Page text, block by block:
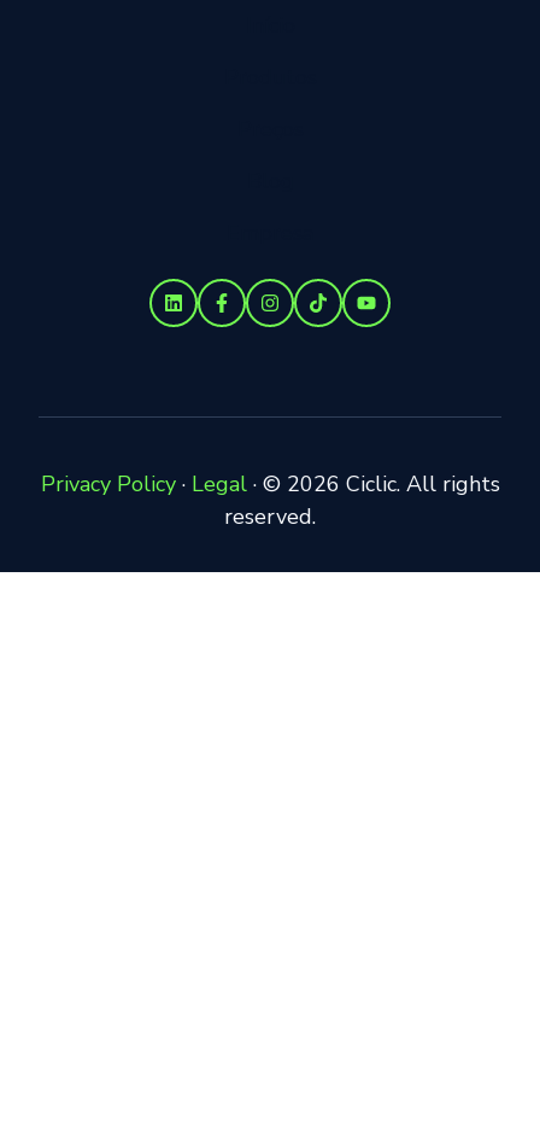
Privacy Policy· Legal· © 2026 Ciclic. All rights
reserved.